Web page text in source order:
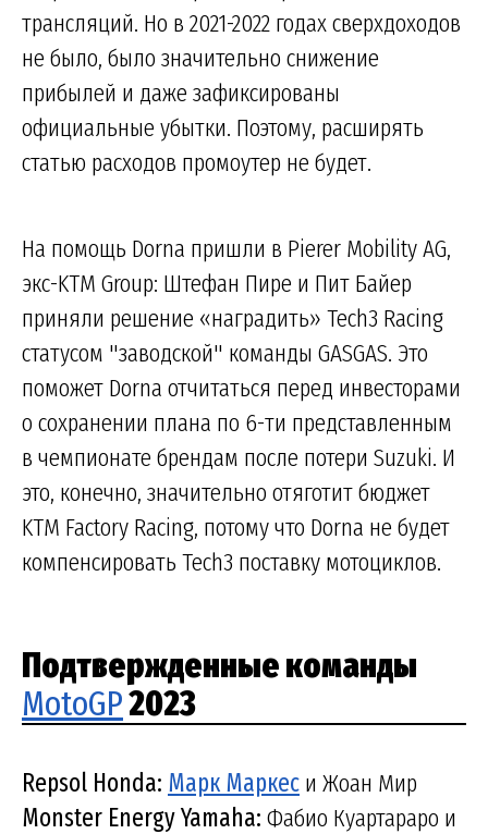
трансляций. Но в 2021-2022 годах сверхдоходов
не было, было значительно снижение
прибылей и даже зафиксированы
официальные убытки. Поэтому, расширять
статью расходов промоутер не будет.
На помощь Dorna пришли в Pierer Mobility AG,
экс-KTM Group: Штефан Пире и Пит Байер
приняли решение «наградить» Tech3 Racing
статусом "заводской" команды GASGAS. Это
поможет Dorna отчитаться перед инвесторами
о сохранении плана по 6-ти представленным
в чемпионате брендам после потери Suzuki. И
это, конечно, значительно отяготит бюджет
KTM Factory Racing, потому что Dorna не будет
компенсировать Tech3 поставку мотоциклов.
Подтвержденные команды
MotoGP2023
Repsol Honda: Марк Маркес и Жоан Мир
Monster Energy Yamaha: Фабио Куартараро и